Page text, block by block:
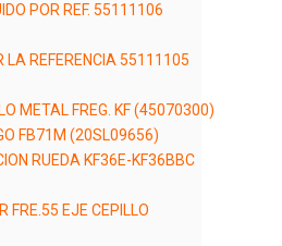
POR REF. 55111106
LA REFERENCIA 55111105
METAL FREG. KF (45070300)
FB71M (20SL09656)
RUEDA KF36E-KF36BBC
FRE.55 EJE CEPILLO